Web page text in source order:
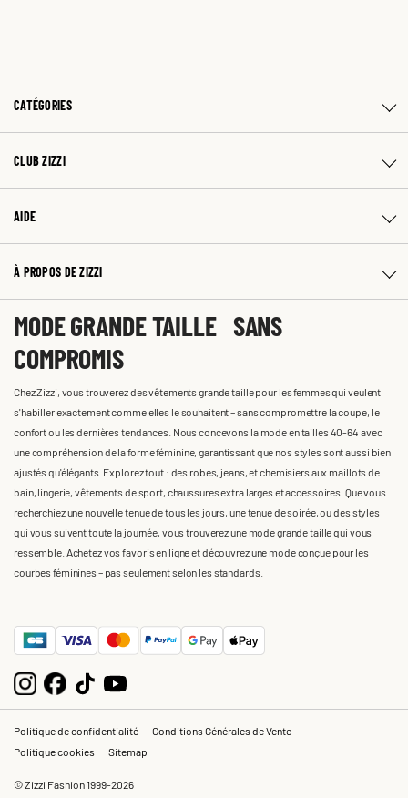
CATÉGORIES
CLUB ZIZZI
AIDE
À PROPOS DE ZIZZI
MODE GRANDE TAILLE SANS
COMPROMIS
Chez Zizzi, vous trouverez des vêtements grande taille pour les femmes qui veulent
s'habiller exactement comme elles le souhaitent – sans compromettre la coupe, le
confort ou les dernières tendances. Nous concevons la mode en tailles 40-64 avec
une compréhension de la forme féminine, garantissant que nos styles sont aussi bien
ajustés qu'élégants. Explorez tout : des robes, jeans, et chemisiers aux maillots de
bain, lingerie, vêtements de sport, chaussures extra larges et accessoires. Que vous
recherchiez une nouvelle tenue de tous les jours, une tenue de soirée, ou des styles
qui vous suivent toute la journée, vous trouverez une mode grande taille qui vous
ressemble. Achetez vos favoris en ligne et découvrez une mode conçue pour les
courbes féminines – pas seulement selon les standards.
Politique de confidentialité
Conditions Générales de Vente
Politique cookies
Sitemap
© Zizzi Fashion 1999-2026